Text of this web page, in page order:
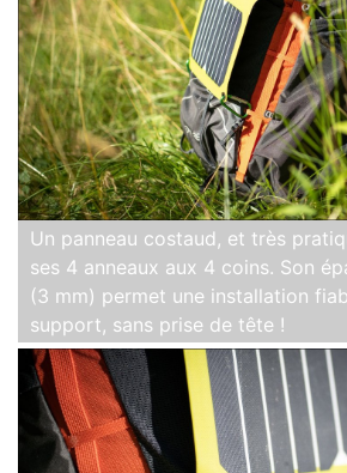
Un panneau costaud, et très
ses 4 anneaux aux 4 coins. Son
(3 mm) permet une installation
support, sans prise de tête !